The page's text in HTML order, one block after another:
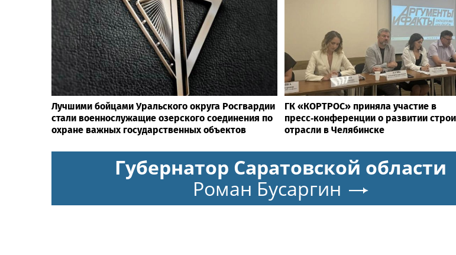
Лучшими бойцами Уральского округа Росгвардии
стали военнослужащие озерского соединения по
охране важных государственных объектов
ГК «КОРТРОС» приняла участие в
пресс‑конференции о развитии
отрасли в Челябинске
Губернатор Саратовской области
Роман Бусаргин